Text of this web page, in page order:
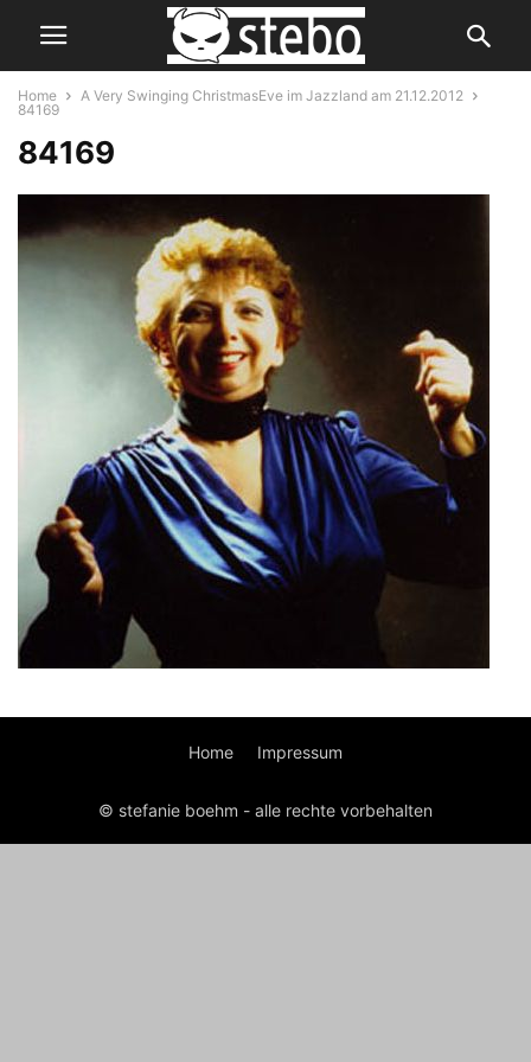
Home
A Very Swinging ChristmasEve im Jazzland am 21.12.2012
84169
84169
Home Impressum
© stefanie boehm - alle rechte vorbehalten